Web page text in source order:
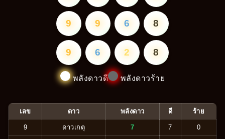
9 9 6 8
9 6 2 8
พลังดาวดี พลังดาวร้าย
เลข ดาว พลังดาว ดี ร้าย
9 ดาวเกตุ 7 7 0